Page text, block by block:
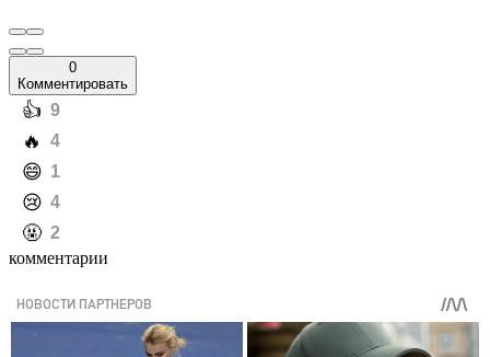
0
Комментировать
️👍 9
️🔥 4
️😄 1
️😢 4
️🤬 2
комментарии